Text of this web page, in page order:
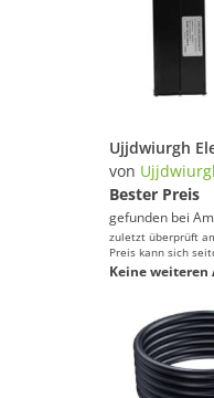
von
Bester Preis
gefunden bei
zuletzt überprüft
Preis kann sich
Keine weiteren